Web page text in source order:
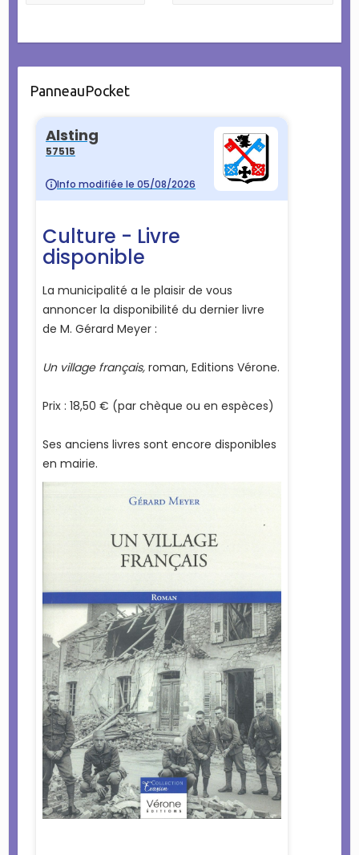
PanneauPocket